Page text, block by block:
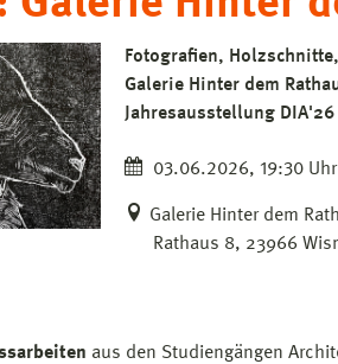
Fotografien,
Galerie Hinter dem
Jahresausstellung
03.06.2026, 19:30
Galerie Hinter dem
Rathaus 8, 23966
aus den Studiengängen